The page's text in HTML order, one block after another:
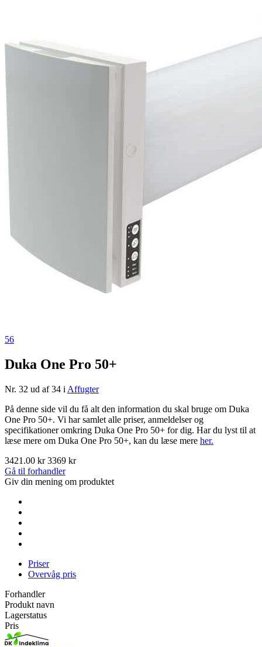
56
Duka One Pro 50+
Nr. 32 ud af 34 i Affugter
På denne side vil du få alt den information du skal bruge om Duka
One Pro 50+. Vi har samlet alle priser, anmeldelser og
specifikationer omkring Duka One Pro 50+ for dig. Har du lyst til at
læse mere om Duka One Pro 50+, kan du læse mere her.
3421.00 kr 3369 kr
Gå til forhandler
Giv din mening om produktet
Priser
Overvåg pris
Forhandler
Produkt navn
Lagerstatus
Pris